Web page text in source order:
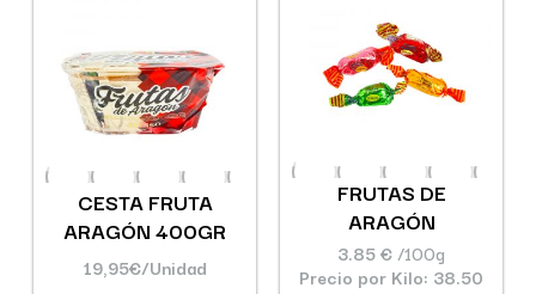
CESTA FRUTA
ARAGÓN 400GR
19,95€/Unidad
FRUTAS DE
ARAGÓN
3.85 €/100g
Precio por Kilo: 38.50